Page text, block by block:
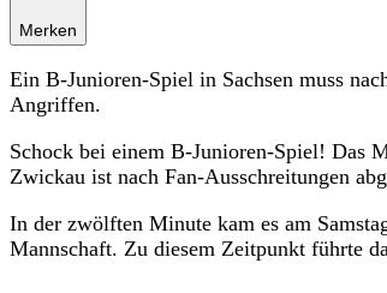
Merken
Ein B-Junioren-Spiel in Sachsen muss
Angriffen.
Schock bei einem B-Junioren-Spiel! Das
Zwickau ist nach Fan-Ausschreitungen
In der zwölften Minute kam es am
Mannschaft. Zu diesem Zeitpunkt führte